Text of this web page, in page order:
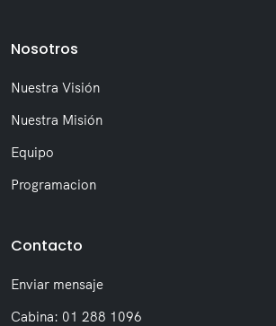
Nosotros
Nuestra Visión
Nuestra Misión
Equipo
Programacion
Contacto
Enviar mensaje
Cabina: 01 288 1096